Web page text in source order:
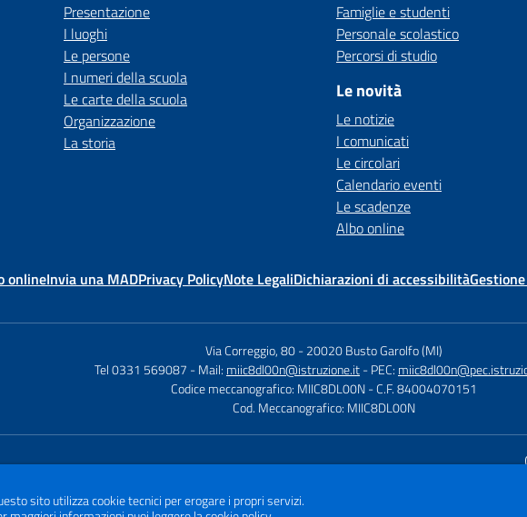
Presentazione
I luoghi
Le persone
I numeri della scuola
Le carte della scuola
Organizzazione
La storia
Famiglie e studenti
Personale scolastico
Percorsi di studio
Le novità
Le notizie
I comunicati
Le circolari
Calendario eventi
Le scadenze
Albo online
onlineInvia una MADPrivacy PolicyNote LegaliDichiarazioni di accessibilità
Via Correggio, 80 -20020 Busto Garolfo (MI)
Tel 0331 569087 - Mail: miic8dl00n@istruzione.it- PEC:
Codice meccanografico: MIIC8DL00N - C.F. 84004070151
Cod. Meccanografico: MIIC8DL00N
sito utilizza cookie tecnici per erogare i propri servizi.